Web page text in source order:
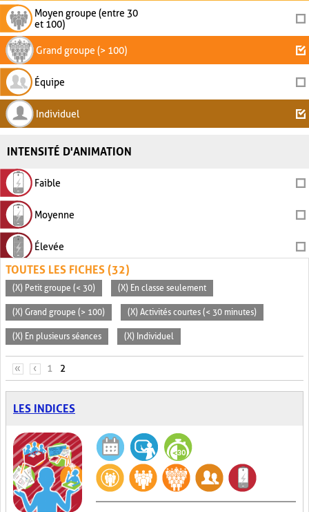
Moyen groupe (entre 30
et 100)
Grand groupe (> 100)
Équipe
Individuel
INTENSITÉ D'ANIMATION
Faible
Moyenne
Élevée
TOUTES LES FICHES (32)
(X) Petit groupe (< 30) (X) En classe seulement
(X) Grand groupe (> 100) (X) Activités courtes (< 30 minutes)
(X) En plusieurs séances (X) Individuel
PAGES
« ‹ 1 2
LES INDICES